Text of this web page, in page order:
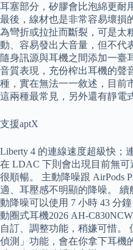
耳塞部分，矽膠會比泡綿更耐
最後，線材也是非常容易壞損
為彎折或拉扯而斷裂，可是太
動、容易發出大音量，但不代
隨身訊源與耳機之間添加一臺
音質表現，充份榨出耳機的聲
種，實在無法一一敘述，目前
這兩種最常見，另外還有靜電
支援aptX
Liberty 4 的連線速度超級快；
在 LDAC 下則會出現目前無
很順暢。 主動降噪跟 AirPods
適、耳壓感不明顯的降噪。
動降噪可以使用 7 小時 43 分
動圈式耳機2026 AH-
自訂、調整功能，稍嫌可惜。
偵測」功能，會在你拿下耳機